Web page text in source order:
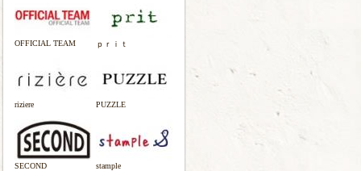
OFFICIAL TEAM ｐｒｉｔ
riziere PUZZLE
SECOND stample